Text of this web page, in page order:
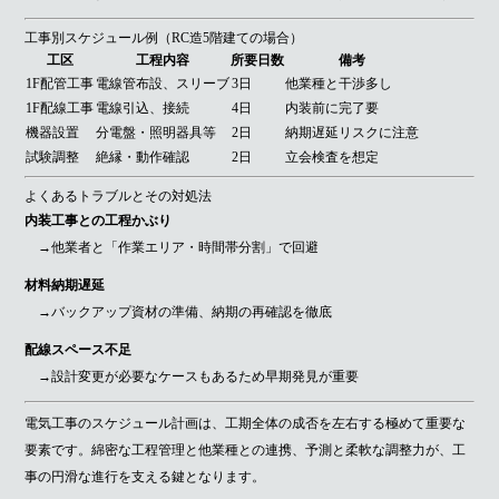
工事別スケジュール例（RC造5階建ての場合）
工区
工程内容 所要日数
備考
1F配管工事 電線管布設、スリーブ3日
他業種と干渉多し
1F配線工事 電線引込、接続 4日
内装前に完了要
機器設置
分電盤・照明器具等 2日
納期遅延リスクに注意
試験調整
絶縁・動作確認 2日 立会検査を想定
よくあるトラブルとその対処法
内装工事との工程かぶり
→他業者と「作業エリア・時間帯分割」で回避
材料納期遅延
→バックアップ資材の準備、納期の再確認を徹底
配線スペース不足
→設計変更が必要なケースもあるため早期発見が重要
電気工事のスケジュール計画は、工期全体の成否を左右する極めて重要な
要素です。綿密な工程管理と他業種との連携、予測と柔軟な調整力が、工
事の円滑な進行を支える鍵となります。